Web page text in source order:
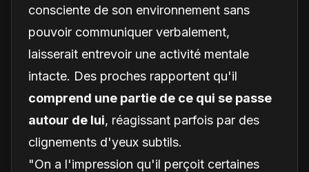
consciente de son environnement sans
pouvoir communiquer verbalement,
laisserait entrevoir une activité mentale
intacte. Des proches rapportent qu'il
comprend une partie de ce qui se passe
autour de lui, réagissant parfois par des
clignements d'yeux subtils.
"On a l'impression qu'il perçoit certaines